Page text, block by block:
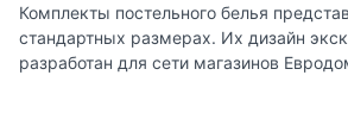
Комплекты постельного белья
стандартных размерах. Их дизайн
разработан для сети магазинов